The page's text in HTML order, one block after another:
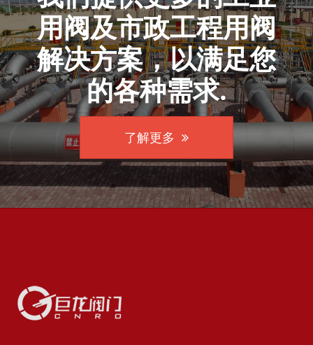
用阀及市政工程用阀
解决方案，以满足您
的各种需求.
了解更多